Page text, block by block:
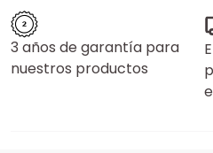
3 años de garantía para
nuestros productos